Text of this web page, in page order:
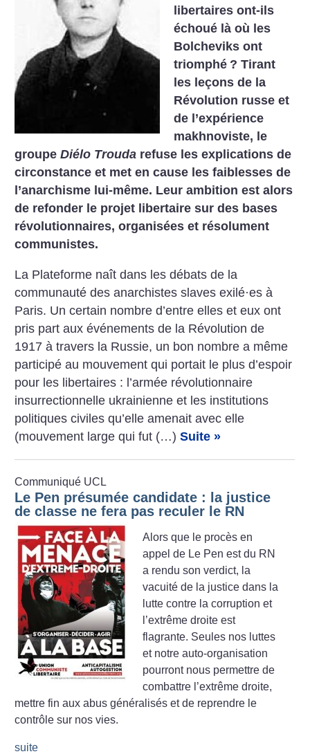
libertaires ont-ils
échoué là où les
Bolcheviks ont
triomphé ? Tirant
les leçons de la
Révolution russe et
de l’expérience
makhnoviste, le
groupeDiélo Trouda refuse les explications de
circonstance et met en cause les faiblesses de
l’anarchisme lui-même. Leur ambition est alors
de refonder le projet libertaire sur des bases
révolutionnaires, organisées et résolument
communistes.
La Plateforme naît dans les débats de la
communauté des anarchistes slaves exilé·es à
Paris. Un certain nombre d’entre elles et eux ont
pris part aux événements de la Révolution de
1917 à travers la Russie, un bon nombre a même
participé au mouvement qui portait le plus d’espoir
pour les libertaires : l’armée révolutionnaire
insurrectionnelle ukrainienne et les institutions
politiques civiles qu’elle amenait avec elle
(mouvement large qui fut (…)Suite »
Communiqué UCL
Le Pen présumée candidate : la justice
de classe ne fera pas reculer le RN
Alors que le procès en
appel de Le Pen est du RN
a rendu son verdict, la
vacuité de la justice dans la
lutte contre la corruption et
l’extrême droite est
flagrante. Seules nos luttes
et notre auto-organisation
pourront nous permettre de
combattre l’extrême droite,
mettre fin aux abus généralisés et de reprendre le
contrôle sur nos vies.
suite